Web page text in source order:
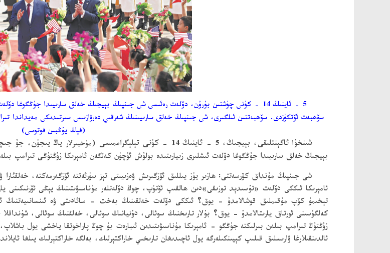
5 - ئاينىڭ 14 - كۈنى چۈشتىن بۇرۇن، دۆلەت رەئىسى شى جىنپىڭ بېيجىڭ خەلق سارىيىدا
سۆھبەت ئۆتكۈزدى. سۆھبەتتىن ئىلگىرى، شى جىنپىڭ خەلق سارىيىنىڭ شەرقىي دەرۋازىسى سىرتىدىكى مەيداندا
(فېڭ يۇڭبىن فوتوسى)
شىنخۇا ئاگېنتلىقى، بېيجىڭ، 5 - ئاينىڭ 14 - كۈنى تېلېگراممىسى (مۇخبىرلار ياڭ يىجۈن، جۇ
بېيجىڭ خەلق سارىيىدا جۇڭگوغا دۆلەت ئىشلىرى زىيارىتىدە بولۇش ئۈچۈن كەلگەن ئامېرىكا زۇڭتۇڭى تىرامپ
شى جىنپىڭ مۇنداق كۆرسەتتى: ھازىر يۈز يىللىق ئۆزگىرىش ۋەزىيىتى تېز سۈرئەتتە ئۆزگەرمەكتە،
ئامېرىكا ئىككى دۆلەت «تۇسىدېد توزىقى»دىن ھالقىپ ئۆتۈپ، چوڭ دۆلەتلەر مۇناسىۋىتىنىڭ يېڭى
تېخىمۇ كۆپ مۇقىملىق قوشالامدۇ - يوق؟ ئىككى دۆلەت خەلقىنىڭ بەخت - سائادىتى ۋە ئىنسانىيەتنىڭ
كەلگۈسىنى ئورتاق يارىتالامدۇ - يوق؟ بۇلار تارىخنىڭ سوئالى، دۇنيانىڭ سوئالى، خەلقنىڭ سوئالى،
ئالدىنقىلارغا ۋارىسلىق قىلىپ كېيىنكىلەرگە يول ئاچىدىغان تارىخىي خاراكتېرلىك، بەلگە خاراكتېرلىك يىلغا